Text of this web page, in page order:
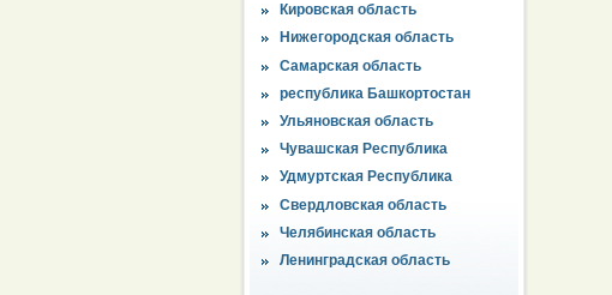
Кировская область
Нижегородская область
Самарская область
республика Башкортостан
Ульяновская область
Чувашская Республика
Удмуртская Республика
Свердловская область
Челябинская область
Ленинградская область